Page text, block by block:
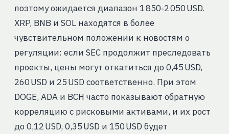
поэтому ожидается диапазон 1 850‑2 050 USD.
XRP, BNB и SOL находятся в более
чувствительном положении к новостям о
регуляции: если SEC продолжит преследовать
проекты, цены могут откатиться до 0,45 USD,
260 USD и 25 USD соответственно. При этом
DOGE, ADA и BCH часто показывают обратную
корреляцию с рисковыми активами, и их рост
до 0,12 USD, 0,35 USD и 150 USD будет